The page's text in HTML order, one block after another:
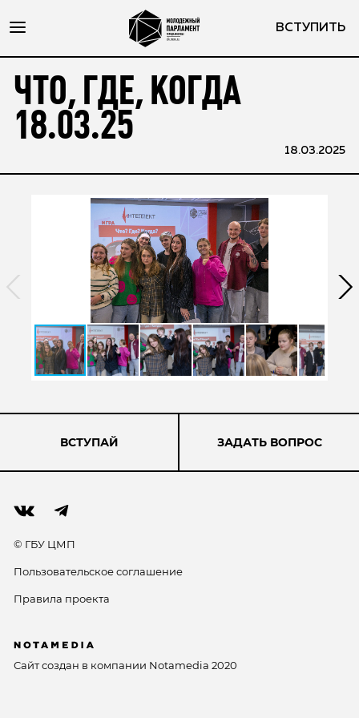
ВСТУПИТЬ
ЧТО, ГДЕ, КОГДА
18.03.25
18.03.2025
ВСТУПАЙ ЗАДАТЬ ВОПРОС
© ГБУ ЦМП
Пользовательское соглашение
Правила проекта
Сайт создан в компании Notamedia 2020